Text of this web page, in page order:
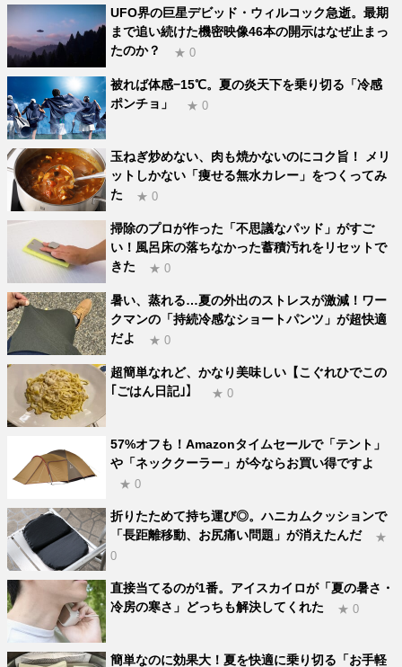
UFO界の巨星デビッド・ウィルコック急逝。最期
まで追い続けた機密映像46本の開示はなぜ止まっ
たのか？
★ 0
被れば体感−15℃。夏の炎天下を乗り切る「冷感
ポンチョ」
★ 0
玉ねぎ炒めない、肉も焼かないのにコク旨！ メリ
ットしかない「痩せる無水カレー」をつくってみ
た
★ 0
掃除のプロが作った「不思議なパッド」がすご
い！風呂床の落ちなかった蓄積汚れをリセットで
きた
★ 0
暑い、蒸れる…夏の外出のストレスが激減！ワー
クマンの「持続冷感なショートパンツ」が超快適
だよ
★ 0
超簡単なれど、かなり美味しい【こぐれひでこの
｢ごはん日記｣】
★ 0
57%オフも！Amazonタイムセールで「テント」
や「ネッククーラー」が今ならお買い得ですよ
★ 0
折りたためて持ち運び◎。ハニカムクッションで
「長距離移動、お尻痛い問題」が消えたんだ
★
0
直接当てるのが1番。アイスカイロが「夏の暑さ・
冷房の寒さ」どっちも解決してくれた
★ 0
簡単なのに効果大！夏を快適に乗り切る「お手軽